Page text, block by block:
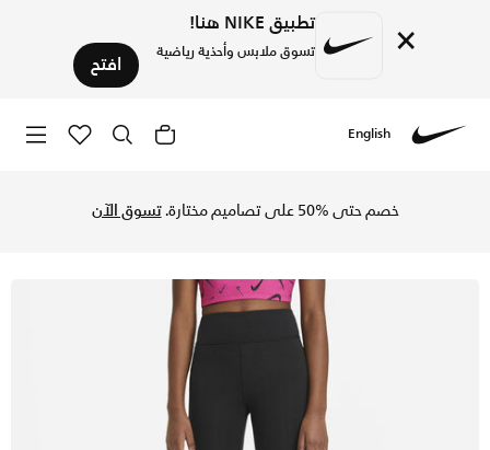
× تطبيق NIKE هنا!
تسوق ملابس وأحذية رياضية افتح
English
خصم حتى %50 على تصاميم مختارة. تسوق الآن